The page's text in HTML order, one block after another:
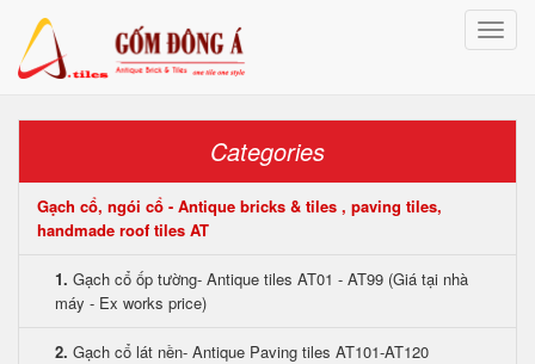
Toggle
Categories
Gạch cổ, ngói cổ - Antique bricks & tiles , paving tiles,
handmade roof tiles AT
1. Gạch cổ ốp tường- Antique tiles AT01 - AT99 (Giá tại nhà
máy - Ex works price)
2. Gạch cổ lát nền- Antique Paving tiles AT101-AT120